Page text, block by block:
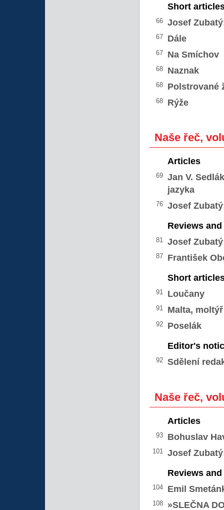
Short
66 Josef
67 Dále
67 Na Smíchov
68 Naznak
68 Polstrované
68 Rýže
Naše řeč,
Articles
69
Jan V.
jazyka
76
Josef
Reviews
81 Josef
87
František
Short
91 Loučany
91 Malta, moltýř
92
Poselák
Editor's
92 Sdělení
Naše řeč,
Articles
93 Bohuslav
101
Josef
Reviews
104 Emil
108 »SLEČNA